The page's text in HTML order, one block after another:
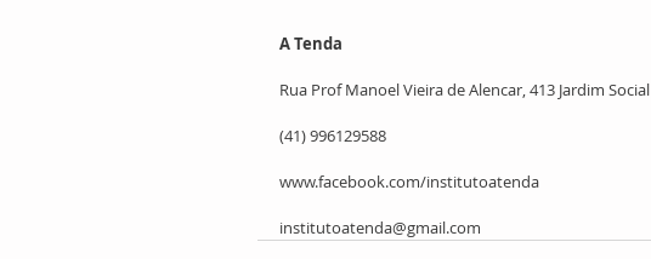
A Tenda
Rua Prof Manoel Vieira de Alencar, 413 Jardim Social
(41) 996129588
www.facebook.com/institutoatenda
institutoatenda@gmail.com